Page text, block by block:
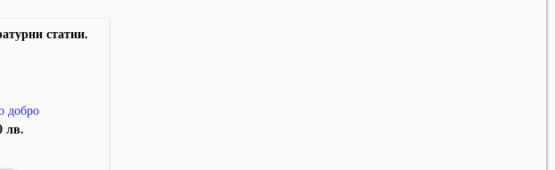
статии.
добро
лв.